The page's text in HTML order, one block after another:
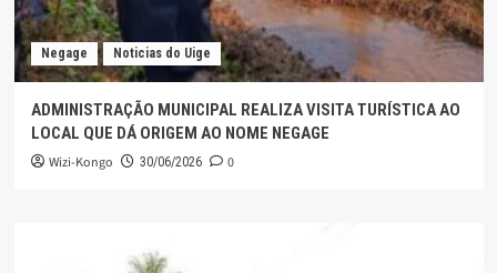
Negage Noticias do Uige
ADMINISTRAÇÃO MUNICIPAL REALIZA VISITA TURÍSTICA AO
LOCAL QUE DÁ ORIGEM AO NOME NEGAGE
Wizi-Kongo 30/06/2026 0